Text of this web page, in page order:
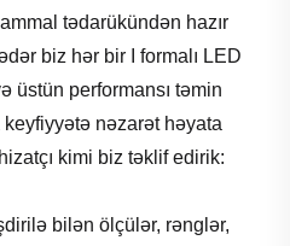
tədarükündən hazır
biz hər bir I formalı LED
üstün performansı təmin
nəzarət həyata
kimi biz təklif edirik:
bilən ölçülər, rənglər,